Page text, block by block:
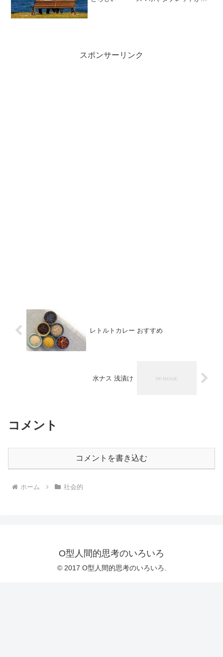
スポンサーリンク
レトルトカレー おすすめ
水ナス 浅漬け
コメント
コメントを書き込む
ホーム 社会的
O型人間的思考のいろいろ
© 2017 O型人間的思考のいろいろ.